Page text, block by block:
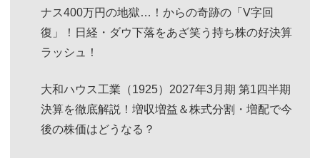
ナス400万円の地獄…！からの奇跡の「V字回
復」！日経・ダウ下落をあざ笑う持ち株の好決算
ラッシュ！
大和ハウス工業（1925）2027年3月期 第1四半期
決算を徹底解説！増収増益＆株式分割・増配で今
後の株価はどうなる？